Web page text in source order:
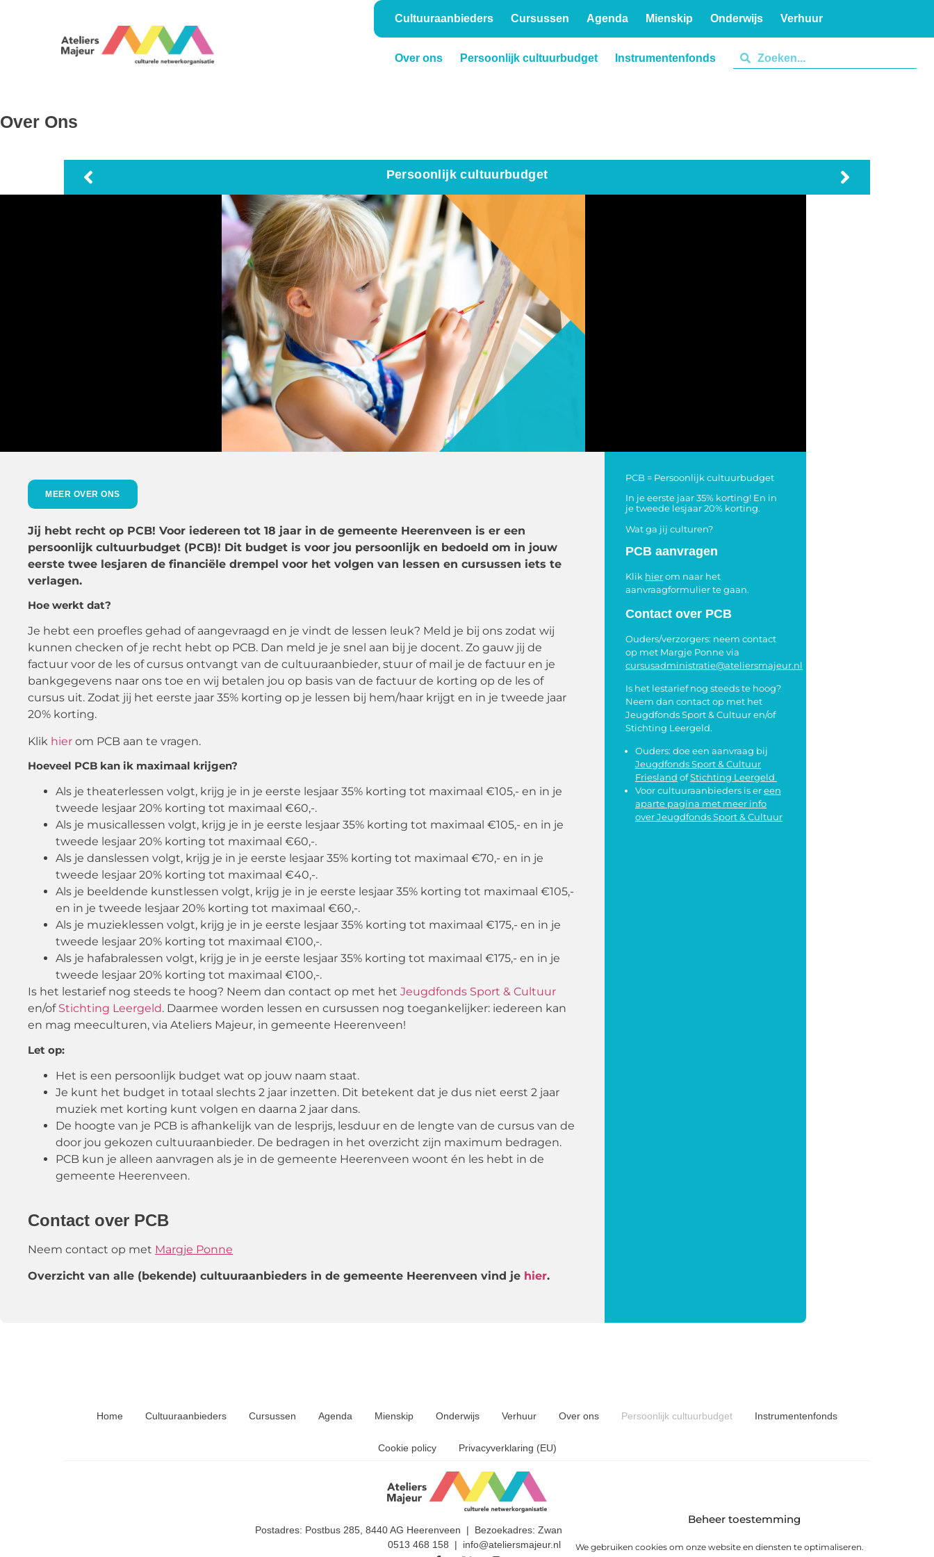
Beheer toestemming
We gebruiken cookies om onze website en diensten te optimaliseren.
Cultuuraanbieders Cursussen Agenda Mienskip Onderwijs Verhuur
Over ons Persoonlijk cultuurbudget
Instrumentenfonds
Over Ons
Persoonlijk cultuurbudget
MEER OVER ONS
Jij hebt recht op PCB! Voor iedereen tot 18 jaar in de gemeente Heerenveen is er een
persoonlijk cultuurbudget (PCB)! Dit budget is voor jou persoonlijk en bedoeld om in jouw
eerste twee lesjaren de financiële drempel voor het volgen van lessen en cursussen iets te
verlagen.
Hoe werkt dat?
Je hebt een proefles gehad of aangevraagd en je vindt de lessen leuk? Meld je bij ons zodat wij
kunnen checken of je recht hebt op PCB. Dan meld je je snel aan bij je docent. Zo gauw jij de
factuur voor de les of cursus ontvangt van de cultuuraanbieder, stuur of mail je de factuur en je
bankgegevens naar ons toe en wij betalen jou op basis van de factuur de korting op de les of
cursus uit. Zodat jij het eerste jaar 35% korting op je lessen bij hem/haar krijgt en in je tweede jaar
20% korting.
Klik hier om PCB aan te vragen.
Hoeveel PCB kan ik maximaal krijgen?
Als je theaterlessen volgt, krijg je in je eerste lesjaar 35% korting tot maximaal €105,- en in je
tweede lesjaar 20% korting tot maximaal €60,-.
Als je musicallessen volgt, krijg je in je eerste lesjaar 35% korting tot maximaal €105,- en in je
tweede lesjaar 20% korting tot maximaal €60,-.
Als je danslessen volgt, krijg je in je eerste lesjaar 35% korting tot maximaal €70,- en in je
tweede lesjaar 20% korting tot maximaal €40,-.
Als je beeldende kunstlessen volgt, krijg je in je eerste lesjaar 35% korting tot maximaal €105,-
en in je tweede lesjaar 20% korting tot maximaal €60,-.
Als je muzieklessen volgt, krijg je in je eerste lesjaar 35% korting tot maximaal €175,- en in je
tweede lesjaar 20% korting tot maximaal €100,-.
Als je hafabralessen volgt, krijg je in je eerste lesjaar 35% korting tot maximaal €175,- en in je
tweede lesjaar 20% korting tot maximaal €100,-.
Is het lestarief nog steeds te hoog? Neem dan contact op met het Jeugdfonds Sport & Cultuur
en/of Stichting Leergeld. Daarmee worden lessen en cursussen nog toegankelijker: iedereen kan
en mag meeculturen, via Ateliers Majeur, in gemeente Heerenveen!
Let op:
Het is een persoonlijk budget wat op jouw naam staat.
Je kunt het budget in totaal slechts 2 jaar inzetten. Dit betekent dat je dus niet eerst 2 jaar
muziek met korting kunt volgen en daarna 2 jaar dans.
De hoogte van je PCB is afhankelijk van de lesprijs, lesduur en de lengte van de cursus van de
door jou gekozen cultuuraanbieder. De bedragen in het overzicht zijn maximum bedragen.
PCB kun je alleen aanvragen als je in de gemeente Heerenveen woont én les hebt in de
gemeente Heerenveen.
Contact over PCB
Neem contact op met Margje Ponne
Overzicht van alle (bekende) cultuuraanbieders in de gemeente Heerenveen vind je hier.
PCB = Persoonlijk cultuurbudget
In je eerste jaar 35% korting! En in
je tweede lesjaar 20% korting.
Wat ga jij culturen?
PCB aanvragen
Klik hierom naar het
aanvraagformulier te gaan.
Contact over PCB
Ouders/verzorgers: neem contact
op met Margje Ponne via
cursusadministratie@ateliersmajeur.nl
Is het lestarief nog steeds te hoog?
Neem dan contact op met het
Jeugdfonds Sport & Cultuur en/of
Stichting Leergeld.
Ouders: doe een aanvraag bij
Jeugdfonds Sport & Cultuur
Friesland ofStichting Leergeld
Voor cultuuraanbieders is ereen
aparte pagina met meer info
over Jeugdfonds Sport & Cultuur
Home Cultuuraanbieders Cursussen Agenda Mienskip Onderwijs Verhuur Over ons Persoonlijk cultuurbudget Instrumentenfonds
Cookie policy Privacyverklaring (EU)
Postadres: Postbus 285, 8440 AG Heerenveen | Bezoekadres: Zwanedrift 2, 8446 KS Heerenveen
0513 468 158 | info@ateliersmajeur.nl